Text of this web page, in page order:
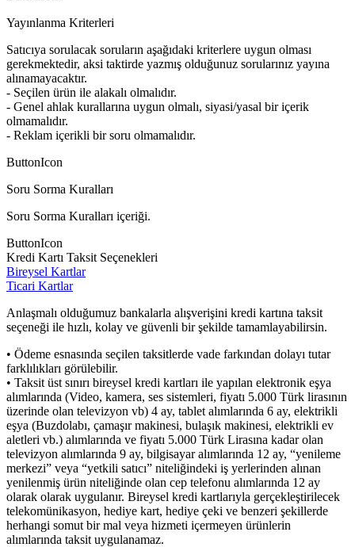
Yayınlanma Kriterleri
Satıcıya sorulacak soruların aşağıdaki kriterlere uygun olması
gerekmektedir, aksi taktirde yazmış olduğunuz sorularınız yayına
alınamayacaktır.
- Seçilen ürün ile alakalı olmalıdır.
- Genel ahlak kurallarına uygun olmalı, siyasi/yasal bir içerik
olmamalıdır.
- Reklam içerikli bir soru olmamalıdır.
ButtonIcon
Soru Sorma Kuralları
Soru Sorma Kuralları içeriği.
ButtonIcon
Kredi Kartı Taksit Seçenekleri
Bireysel Kartlar
Ticari Kartlar
Anlaşmalı olduğumuz bankalarla alışverişini kredi kartına taksit
seçeneği ile hızlı, kolay ve güvenli bir şekilde tamamlayabilirsin.
• Ödeme esnasında seçilen taksitlerde vade farkından dolayı tutar
farklılıkları görülebilir.
• Taksit üst sınırı bireysel kredi kartları ile yapılan elektronik eşya
alımlarında (Video, kamera, ses sistemleri, fiyatı 5.000 Türk lirasının
üzerinde olan televizyon vb) 4 ay, tablet alımlarında 6 ay, elektrikli
eşya (Buzdolabı, çamaşır makinesi, bulaşık makinesi, elektrikli ev
aletleri vb.) alımlarında ve fiyatı 5.000 Türk Lirasına kadar olan
televizyon alımlarında 9 ay, bilgisayar alımlarında 12 ay, “yenileme
merkezi” veya “yetkili satıcı” niteliğindeki iş yerlerinden alınan
yenilenmiş ürün niteliğinde olan cep telefonu alımlarında 12 ay
olarak olarak uygulanır. Bireysel kredi kartlarıyla gerçekleştirilecek
telekomünikasyon, hediye kart, hediye çeki ve benzeri şekillerde
herhangi somut bir mal veya hizmeti içermeyen ürünlerin
alımlarında taksit uygulanamaz.